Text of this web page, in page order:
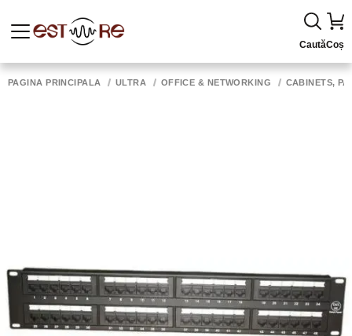
CautăCoș
PAGINA PRINCIPALĂ ULTRA OFFICE & NETWORKING CABINETS,